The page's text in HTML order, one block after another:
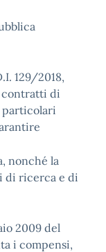
129/2018,
contratti di
particolari
nonché la
di ricerca e di
2009 del
i compensi,